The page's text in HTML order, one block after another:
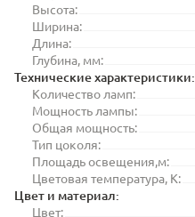
Высота:
Ширина:
Длина:
Глубина, мм:
Технические характеристики:
Количество ламп:
Мощность лампы:
Общая мощность:
Тип цоколя:
Площадь освещения,м:
Цветовая температура, K:
Цвет и материал:
Цвет: